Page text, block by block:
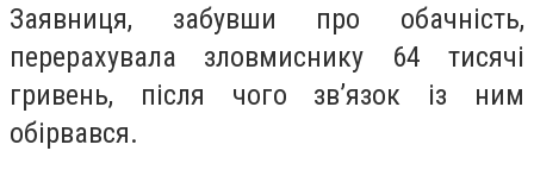
Заявниця, забувши про обачність,
перерахувала зловмиснику 64 тисячі
гривень, після чого зв’язок із ним
обірвався.